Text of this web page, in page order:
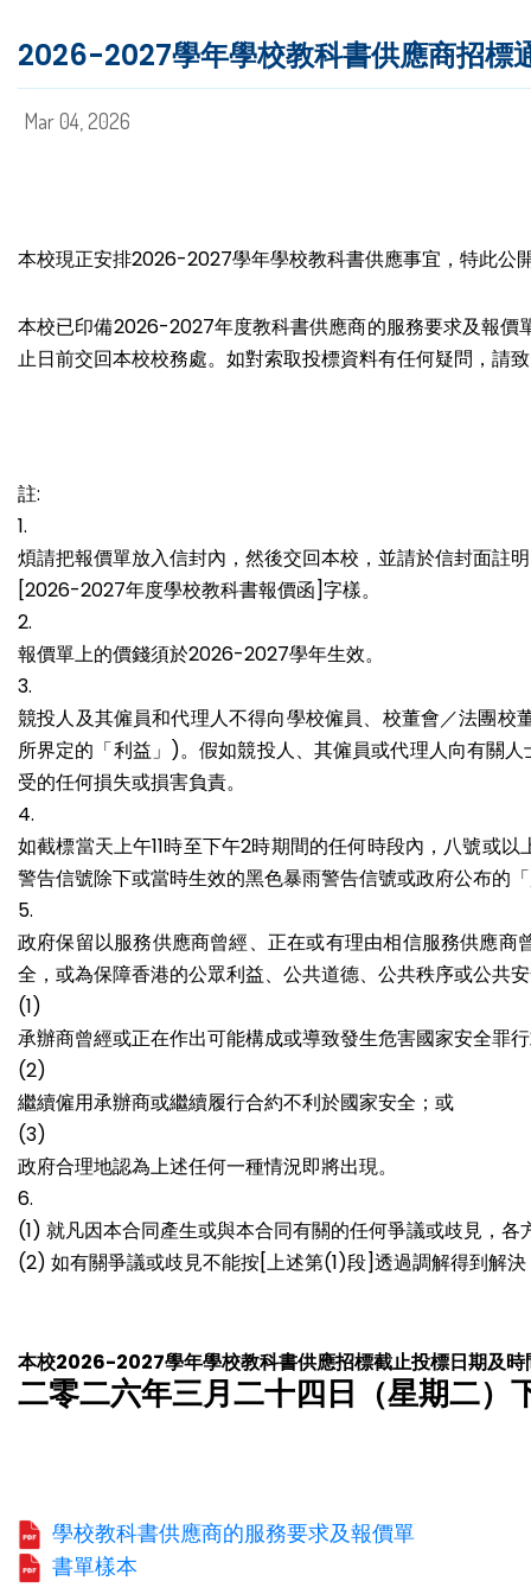
2026-2027學年學校教科書供應商招標
Mar 04, 2026
本校現正安排2026-2027學年學校教科書供應事宜，特此公
本校已印備2026-2027年度教科書供應商的服務要求及報
止日前交回本校校務處。如對索取投標資料有任何疑問，請
註:
1.
煩請把報價單放入信封內，然後交回本校，並請於信封面註
[2026-2027年度學校教科書報價函]字樣。
2.
報價單上的價錢須於2026-2027學年生效。
3.
競投人及其僱員和代理人不得向學校僱員、校董會／法團
所界定的「利益」)。假如競投人、其僱員或代理人向有關
受的任何損失或損害負責。
4.
如截標當天上午11時至下午2時期間的任何時段內，八號或
警告信號除下或當時生效的黑色暴雨警告信號或政府公布的
5.
政府保留以服務供應商曾經、正在或有理由相信服務供應
全，或為保障香港的公眾利益、公共道德、公共秩序或公共
(1)
承辦商曾經或正在作出可能構成或導致發生危害國家安全罪
(2)
繼續僱用承辦商或繼續履行合約不利於國家安全；或
(3)
政府合理地認為上述任何一種情況即將出現。
6.
(1) 就凡因本合同產生或與本合同有關的任何爭議或歧見，
(2) 如有關爭議或歧見不能按[上述第(1)段]透過調解得到解
本校2026-2027學年學校教科書供應招標截止投標日期及時
二零二六年三月二十四日（星期二）
學校教科書供應商的服務要求及報價單
書單樣本